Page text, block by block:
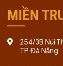
MIỀN
254/3B Núi
TP Đà Nẵng